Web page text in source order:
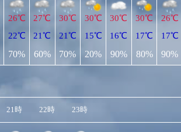
26℃
22℃
70%
27℃
21℃
60%
30℃
21℃
70%
30℃
15℃
20%
30℃
16℃
90%
30℃
17℃
80%
26℃
17℃
90%
21時 22時 23時